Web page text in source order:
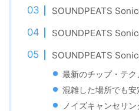
SOUNDPEATS
SOUNDPEATS
SOUNDPEATS
最新のチップ・テク
混雑した場所でも安
ノイズキャンセリ